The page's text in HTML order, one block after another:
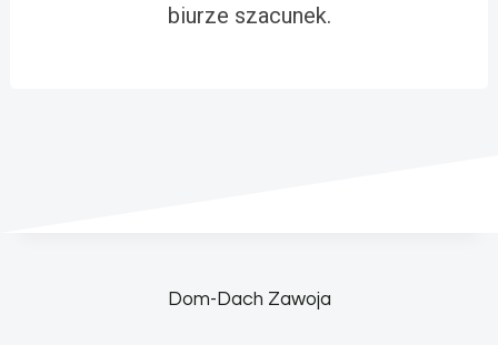
biurze szacunek.
Dom-Dach Zawoja